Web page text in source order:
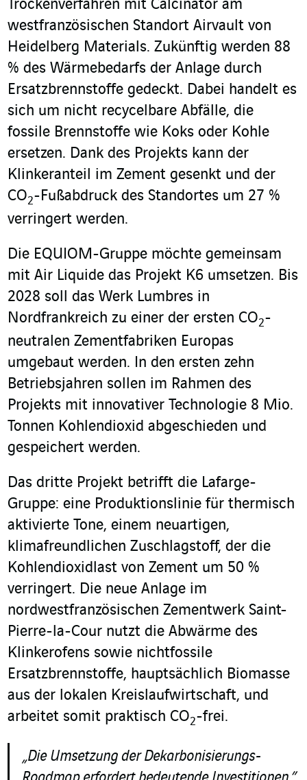
Trockenverfahren mit Calcinator am
westfranzösischen Standort Airvault von
Heidelberg Materials. Zukünftig werden 88
% des Wärmebedarfs der Anlage durch
Ersatzbrennstoffe gedeckt. Dabei handelt es
sich um nicht recycelbare Abfälle, die
fossile Brennstoffe wie Koks oder Kohle
ersetzen. Dank des Projekts kann der
Klinkeranteil im Zement gesenkt und der
CO2-Fußabdruck des Standortes um 27 %
verringert werden.
Die EQUIOM-Gruppe möchte gemeinsam
mit Air Liquide das Projekt K6 umsetzen. Bis
2028 soll das Werk Lumbres in
Nordfrankreich zu einer der ersten CO2-
neutralen Zementfabriken Europas
umgebaut werden. In den ersten zehn
Betriebsjahren sollen im Rahmen des
Projekts mit innovativer Technologie 8 Mio.
Tonnen Kohlendioxid abgeschieden und
gespeichert werden.
Das dritte Projekt betrifft die Lafarge-
Gruppe: eine Produktionslinie für thermisch
aktivierte Tone, einem neuartigen,
klimafreundlichen Zuschlagstoff, der die
Kohlendioxidlast von Zement um 50 %
verringert. Die neue Anlage im
nordwestfranzösischen Zementwerk Saint-
Pierre-la-Cour nutzt die Abwärme des
Klinkerofens sowie nichtfossile
Ersatzbrennstoffe, hauptsächlich Biomasse
aus der lokalen Kreislaufwirtschaft, und
arbeitet somit praktisch CO2-frei.
„Die Umsetzung der Dekarbonisierungs-